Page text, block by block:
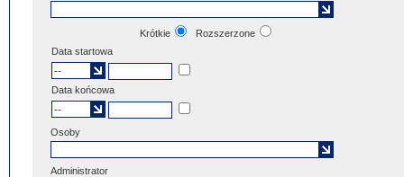
Krótkie
Rozszerzone
Data startowa
Data końcowa
Osoby
Administrator